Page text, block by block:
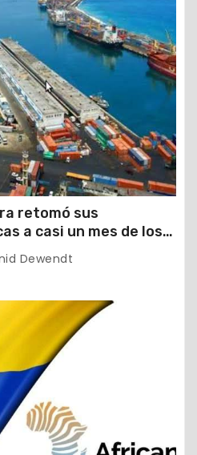
retomó sus
a casi un mes de los
Dewendt